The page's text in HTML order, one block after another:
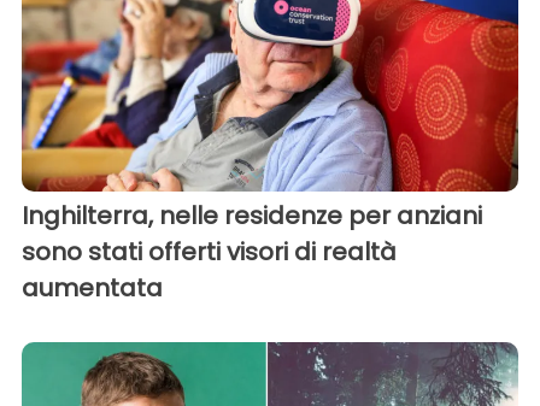
Inghilterra, nelle residenze per anziani
sono stati offerti visori di realtà
aumentata